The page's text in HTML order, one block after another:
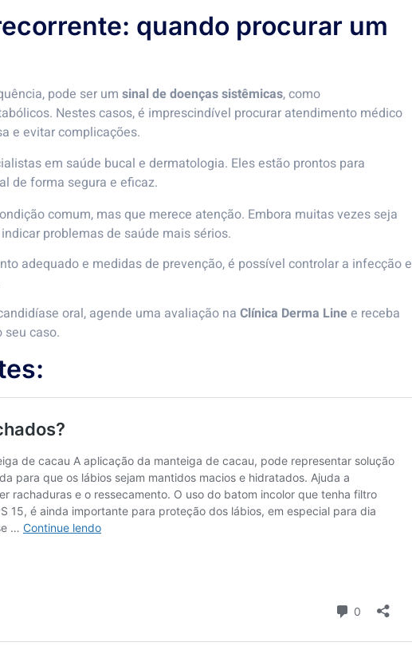
quando procurar um
pode ser um sinal de doenças sistêmicas, como
Nestes casos, é imprescindível procurar atendimento médico
e evitar complicações.
em saúde bucal e dermatologia. Eles estão prontos para
de forma segura e eficaz.
comum, mas que merece atenção. Embora muitas vezes seja
problemas de saúde mais sérios.
adequado e medidas de prevenção, é possível controlar a infecção e
oral, agende uma avaliação na Clínica Derma Linee receba
caso.